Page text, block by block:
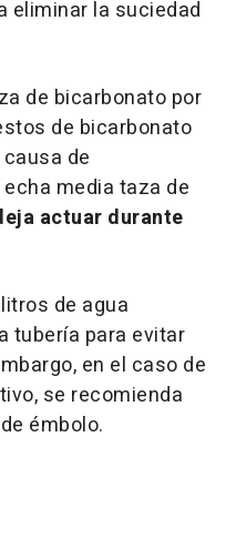
eliminar la suciedad
de bicarbonato por
de bicarbonato
de
media taza de
actuar durante
de agua
tubería para evitar
en el caso de
se recomienda
émbolo.